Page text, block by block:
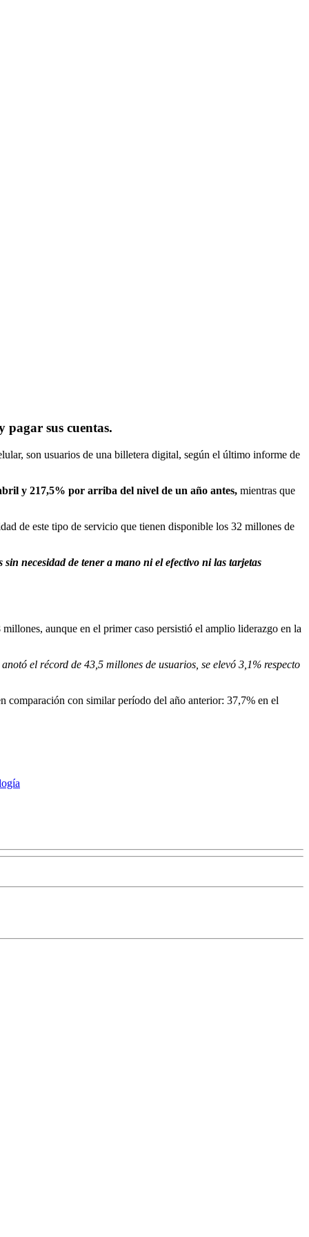
pagar sus cuentas.
son usuarios de una billetera digital, según el último informe de
y 217,5% por arriba del nivel de un año antes, mientras que
de este tipo de servicio que tienen disponible los 32 millones de
necesidad de tener a mano ni el efectivo ni las tarjetas
aunque en el primer caso persistió el amplio liderazgo en la
el récord de 43,5 millones de usuarios, se elevó 3,1% respecto
comparación con similar período del año anterior: 37,7% en el